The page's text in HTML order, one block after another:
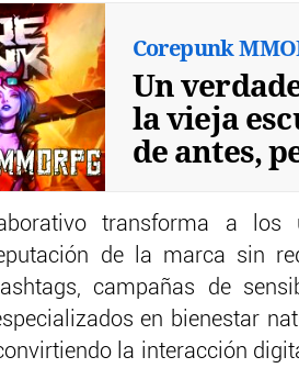
Corepunk
Un
la vieja
de antes,
transforma a los
de la marca sin
campañas de
en bienestar
la interacción